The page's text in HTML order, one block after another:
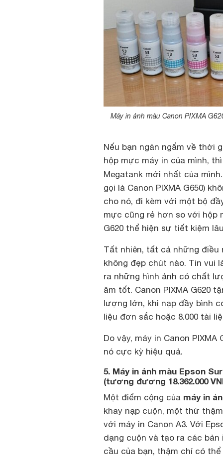
Máy in ảnh màu Canon PIXMA
Nếu bạn ngán ngẩm về thời
hộp mực máy in của mình,
Megatank mới nhất của
gọi là Canon PIXMA G650)
cho nó, đi kèm với một bộ
mực cũng rẻ hơn so với hộp
G620 thể hiện sự tiết kiệm
Tất nhiên, tất cả những điều
không đẹp chút nào. Tin vui
ra những hình ảnh có chất
âm tốt. Canon PIXMA G620
lượng lớn, khi nạp đầy bình
liệu đơn sắc hoặc 8.000 tài
Do vậy, máy in Canon
nó cực kỳ hiệu quả.
5. Máy in ảnh màu Epson
(tương đương 18.362.000
Một điểm cộng của máy in
khay nạp cuộn, một thứ
với máy in Canon A3. Với
dạng cuộn và tạo ra các
cầu của bạn, thậm chí có